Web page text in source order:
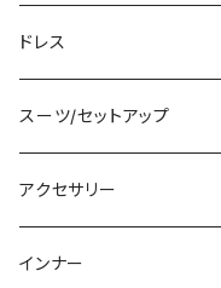
その他
チュニック
カーディガン/ボレロ
ニット/セーター
パーカー
スウェット/トレーナー
デニム
レギンス
その他
オールインワン
ロング
その他
ジャケット
その他
タンキニ
バンドゥビキニ
ワンピース
ラッシュガード
ドレス
ミニ/ショート
ミディアム/ミモレ
ロング/マキシ
スーツ/セットアップ
パンツスーツ
スカートスーツ
アクセサリー
ネックレス
インナー